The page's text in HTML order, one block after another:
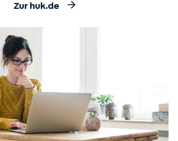
Zur huk.de